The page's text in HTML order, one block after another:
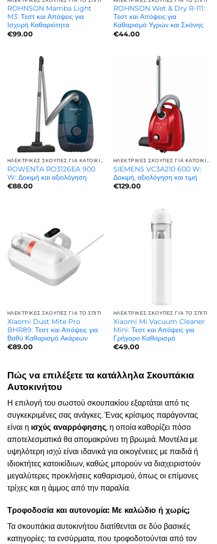
ROHNSON Mamba Light
M3: Τεστ και Απόψεις για
Ισχυρή Καθαριότητα
€99.00
ROHNSON Wet & Dry R-111:
Τεστ και Απόψεις για
Καθαρισμό Υγρών και Σκόνης
€44.00
ΗΛΕΚΤΡΙΚΈΣ ΣΚΟΎΠΕΣ ΓΙΑ ΚΑΤΟΙΚΊΔΙΑ | ΓΙΑ ΤΡΊΧΕΣ ΚΑΤΟΙΚΙΔΊΩΝ
ROWENTA RO3126EA 900
W: Δοκιμή και αξιολόγηση
€88.00
ΗΛΕΚΤΡΙΚΈΣ ΣΚΟΎΠΕΣ ΓΙΑ ΚΑΤΟΙΚΊΔΙΑ | ΓΙΑ ΤΡΊΧΕΣ ΚΑΤΟΙΚΙΔΊΩΝ
SIEMENS VC3A210 600 W:
Δοκιμή, αξιολόγηση και τιμή
€129.00
ΗΛΕΚΤΡΙΚΈΣ ΣΚΟΎΠΕΣ ΓΙΑ ΤΟ ΣΠΊΤΙ
Xiaomi Dust Mite Pro
BHR89: Τεστ και Απόψεις για
Βαθύ Καθαρισμό Ακάρεων
€89.00
ΗΛΕΚΤΡΙΚΈΣ ΣΚΟΎΠΕΣ ΓΙΑ ΤΟ ΣΠΊΤΙ
Xiaomi Mi Vacuum Cleaner
Mini: Τεστ και Απόψεις για
Γρήγορο Καθαρισμό
€49.00
Πώς να επιλέξετε τα κατάλληλα Σκουπάκια
Αυτοκινήτου
Η επιλογή του σωστού σκουπακίου εξαρτάται από τις
συγκεκριμένες σας ανάγκες. Ένας κρίσιμος παράγοντας
είναι η ισχύς αναρρόφησης, η οποία καθορίζει πόσο
αποτελεσματικά θα απομακρύνει τη βρωμιά. Μοντέλα με
υψηλότερη ισχύ είναι ιδανικά για οικογένειες με παιδιά ή
ιδιοκτήτες κατοικίδιων, καθώς μπορούν να διαχειριστούν
μεγαλύτερες προκλήσεις καθαρισμού, όπως οι επίμονες
τρίχες και η άμμος από την παραλία.
Τροφοδοσία και αυτονομία: Με καλώδιο ή χωρίς;
Τα σκουπάκια αυτοκινήτου διατίθενται σε δύο βασικές
κατηγορίες: τα ενσύρματα, που τροφοδοτούνται από τον